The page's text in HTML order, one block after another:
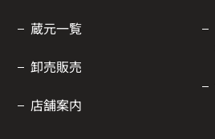
蔵元一覧
卸売販売
店舗案内